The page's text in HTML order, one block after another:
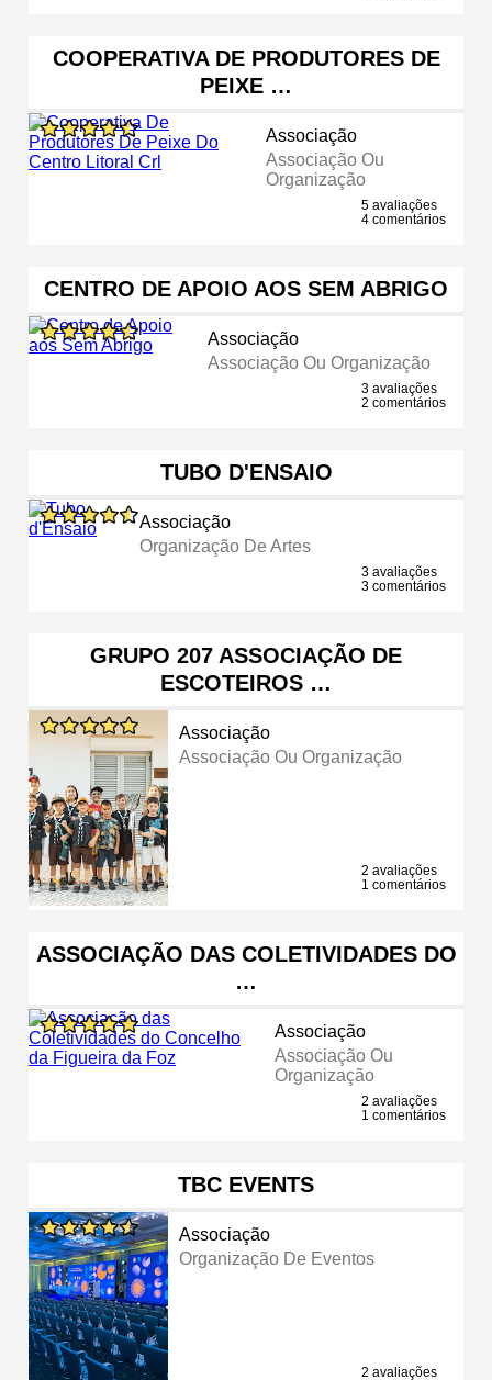
COOPERATIVA DE PRODUTORES DE
PEIXE …
Associação
Associação Ou
Organização
5 avaliações
4 comentários
CENTRO DE APOIO AOS SEM ABRIGO
Associação
Associação Ou Organização
3 avaliações
2 comentários
TUBO D'ENSAIO
Associação
Organização De Artes
3 avaliações
3 comentários
GRUPO 207 ASSOCIAÇÃO DE
ESCOTEIROS …
Associação
Associação Ou Organização
2 avaliações
1 comentários
ASSOCIAÇÃO DAS COLETIVIDADES DO
…
Associação
Associação Ou
Organização
2 avaliações
1 comentários
TBC EVENTS
Associação
Organização De Eventos
2 avaliações